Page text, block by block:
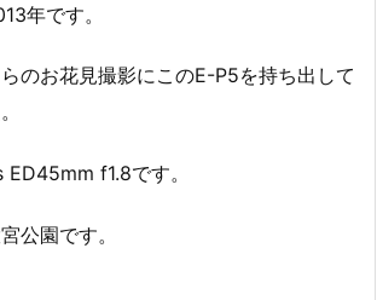
年です。
のお花見撮影にこのE-P5を持ち出して
f1.8です。
公園です。